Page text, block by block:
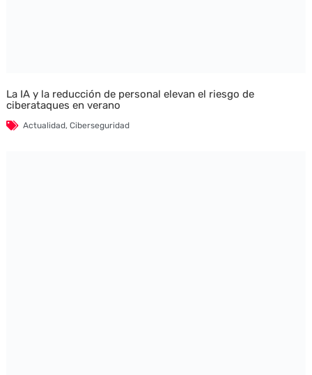
La IA y la reducción de personal elevan el riesgo de
ciberataques en verano
Actualidad, Ciberseguridad